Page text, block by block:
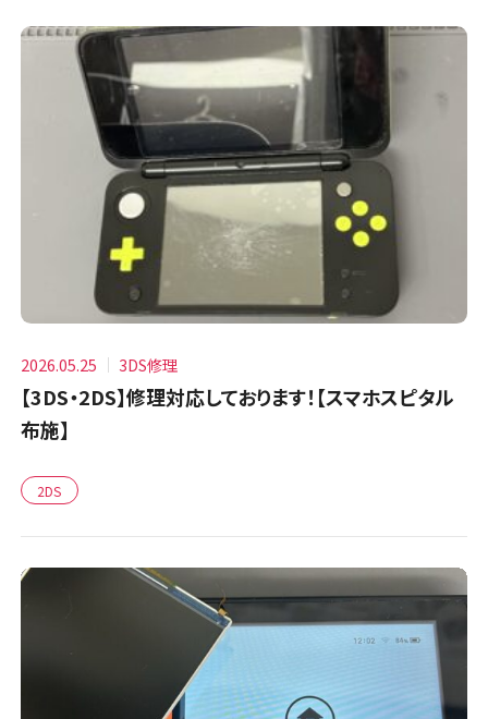
2026.05.25 3DS修理
【3DS・2DS】修理対応しております！【スマホスピタル
布施】
2DS